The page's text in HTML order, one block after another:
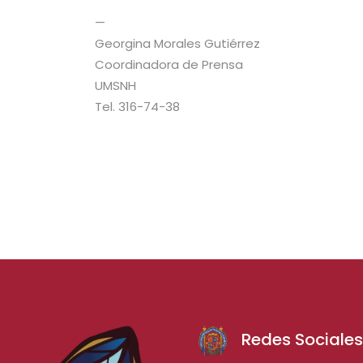
—
Georgina Morales Gutiérrez
Coordinadora de Prensa
UMSNH
Tel. 316-74-38
Redes Sociales